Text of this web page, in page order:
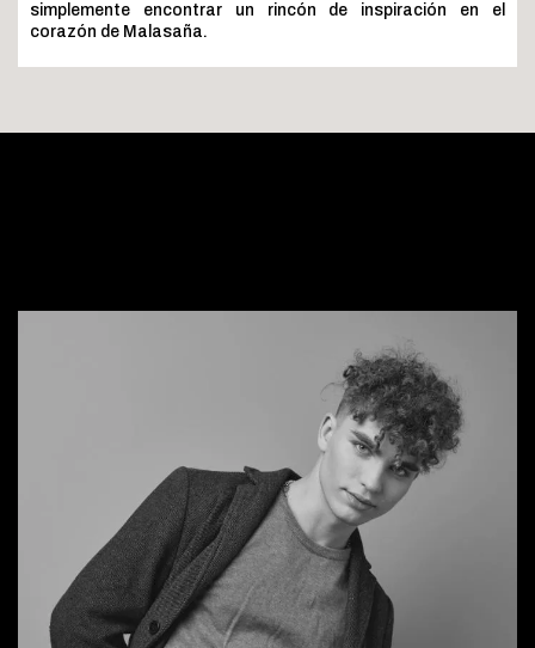
simplemente encontrar un rincón de inspiración en el
corazón de Malasaña.